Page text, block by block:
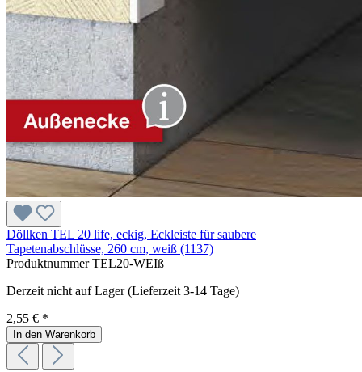
Döllken TEL 20 life, eckig, Eckleiste für saubere
Tapetenabschlüsse, 260 cm, weiß (1137)
ProduktnummerTEL20-WEIß
Derzeit nicht auf Lager (Lieferzeit 3-14 Tage)
2,55 € *
In den Warenkorb